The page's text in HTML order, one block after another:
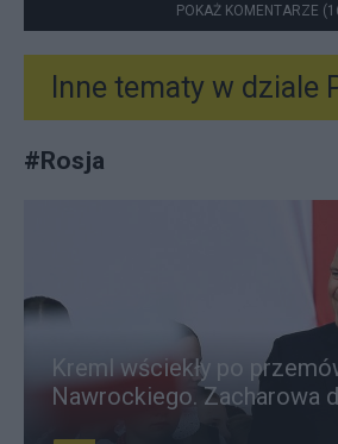
POKAŻ KOMENTARZE
Inne tematy w dziale
#Rosja
Kreml wściekły po
Nawrockiego. Zacharowa